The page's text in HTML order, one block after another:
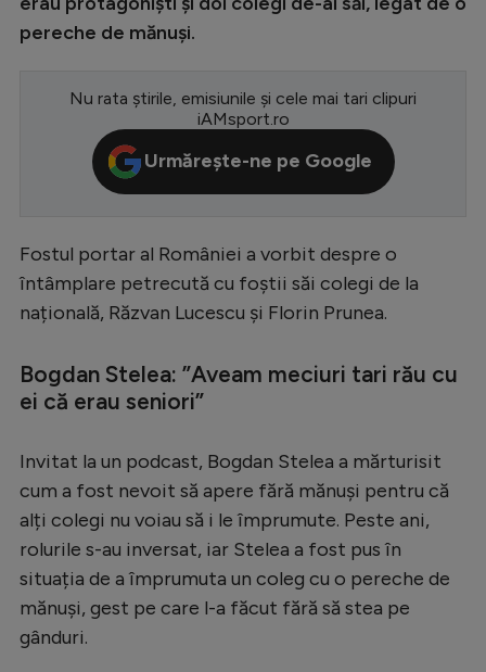
Europa League
CM 2026
Premier League
LaLiga
Bundesliga
Ligue 1
Starurile fotbalului
Stranieri
Clasamente
Tenis
pereche de mănuși.
Nu rata știrile, emisiunile și cele mai tari clipuri
iAMsport.ro
Urmărește-ne pe Google
Fostul portar al României a vorbit despre o
întâmplare petrecută cu foștii săi colegi de la
națională, Răzvan Lucescu și Florin Prunea.
Bogdan Stelea: ”Aveam meciuri tari rău cu
ei că erau seniori”
Invitat la un podcast, Bogdan Stelea a mărturisit
cum a fost nevoit să apere fără mănuși pentru că
alți colegi nu voiau să i le împrumute. Peste ani,
rolurile s-au inversat, iar Stelea a fost pus în
situația de a împrumuta un coleg cu o pereche de
mănuși, gest pe care l-a făcut fără să stea pe
gânduri.